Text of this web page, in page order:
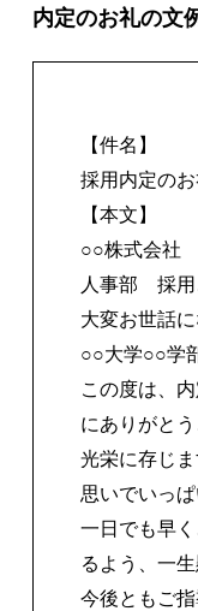
内定のお礼の文
【件名】
採用内定の
【本文】
○○株式会社
人事部 採用
大変お世話に
○○大学○○学
この度は、
にありがとう
光栄に存じ
思いでいっぱ
一日でも早
るよう、一
今後ともご